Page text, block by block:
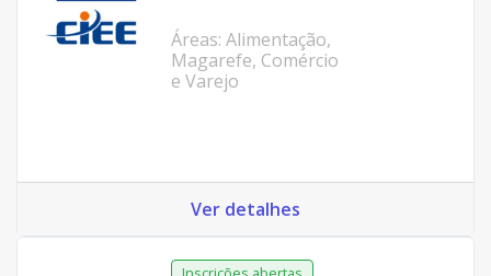
Áreas: Alimentação,
Magarefe, Comércio
e Varejo
Ver detalhes